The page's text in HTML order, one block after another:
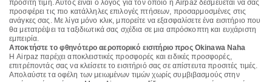
προσιτή τιμή. Αυτός είναι ο λόγος για τον οποίο η Airpaz δεσμεύεται να σας
προσφέρει τις πιο κατάλληλες επιλογές πτήσεων, προσαρμοσμένες στις
ανάγκες σας. Με λίγα μόνο κλικ, μπορείτε να εξασφαλίσετε ένα εισιτήριο που
θα μετατρέψει τα ταξιδιωτικά σας σχέδια σε μια απρόσκοπτη και ευχάριστη
εμπειρία.
Αποκτήστε το φθηνότερο αεροπορικό εισιτήριο προς Okinawa Naha
Η Airpaz παρέχει αποκλειστικές προσφορές και ειδικές προσφορές,
επιτρέποντάς σας να κλείσετε το εισιτήριό σας σε απίστευτα προσιτές τιμές.
Απολαύστε τα οφέλη των μειωμένων τιμών χωρίς συμβιβασμούς στην